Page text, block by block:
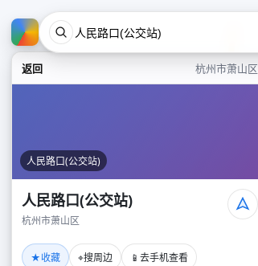
返回 杭州市萧山区
人民路口(公交站)
人民路口(公交站)
杭州市萧山区
★收藏 ⌖搜周边 📱 去手机查看